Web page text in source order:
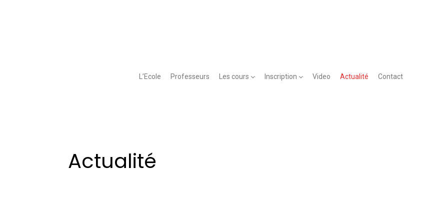
L’Ecole Professeurs Les cours Inscription Video Actualité Contact
Actualité